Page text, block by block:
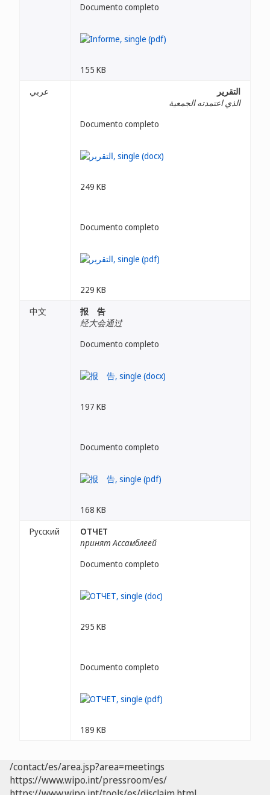
Documento completo
155 KB
عربي
التقرير
الذي اعتمدته الجمعية
Documento completo
249 KB
Documento completo
229 KB
中文
报 告
经大会通过
Documento completo
197 KB
Documento completo
168 KB
Русский
ОТЧЕТ
принят Ассамблеей
Documento completo
295 KB
Documento completo
189 KB
/contact/es/area.jsp?area=meetings
https://www.wipo.int/pressroom/es/